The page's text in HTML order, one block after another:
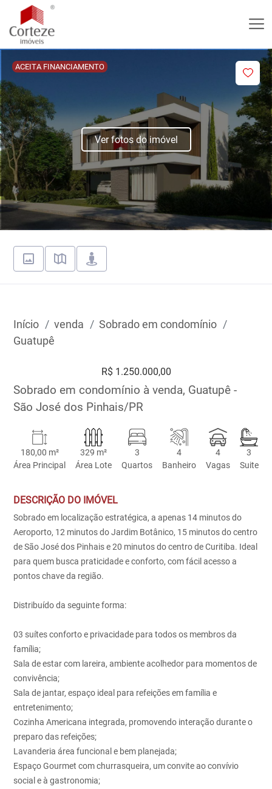
ACEITA FINANCIAMENTO
Ver fotos do imóvel
Início venda
Sobrado em condomínio
Guatupê
R$ 1.250.000,00
Sobrado em condomínio à venda, Guatupê -
São José dos Pinhais/PR
180,00 m²
Área Principal
329 m²
Área Lote
3
Quartos
4
Banheiro
4
Vagas
3
Suite
DESCRIÇÃO DO IMÓVEL
Sobrado em localização estratégica, a apenas 14 minutos do
Aeroporto, 12 minutos do Jardim Botânico, 15 minutos do centro
de São José dos Pinhais e 20 minutos do centro de Curitiba. Ideal
para quem busca praticidade e conforto, com fácil acesso a
pontos chave da região.
Distribuído da seguinte forma:
03 suítes conforto e privacidade para todos os membros da
família;
Sala de estar com lareira, ambiente acolhedor para momentos de
convivência;
Sala de jantar, espaço ideal para refeições em família e
entretenimento;
Cozinha Americana integrada, promovendo interação durante o
preparo das refeições;
Lavanderia área funcional e bem planejada;
Espaço Gourmet com churrasqueira, um convite ao convívio
social e à gastronomia;